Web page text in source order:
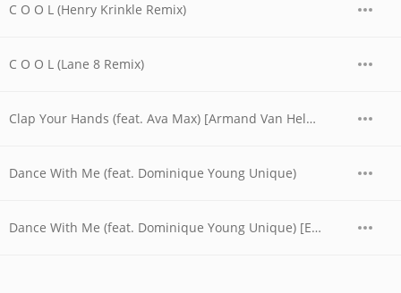
C O O L (Henry Krinkle Remix)
C O O L (Lane 8 Remix)
Clap Your Hands (feat. Ava Max) [Armand Van Helden + Vasta Remix]
Dance With Me (feat. Dominique Young Unique)
Dance With Me (feat. Dominique Young Unique) [Extended Mix]